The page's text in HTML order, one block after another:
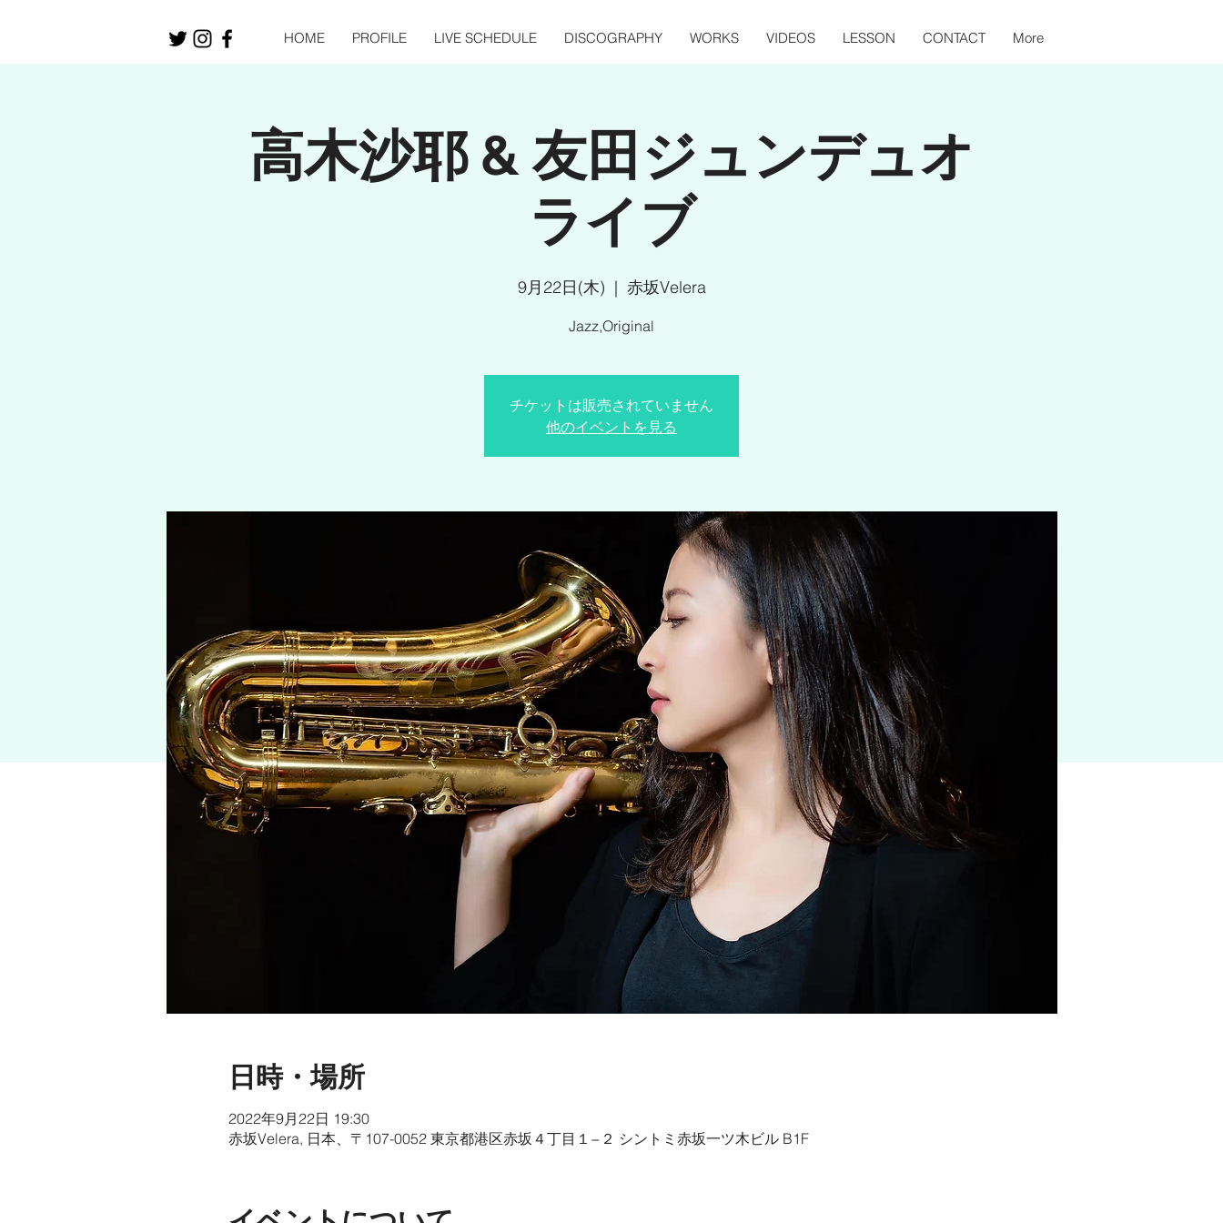
HOME PROFILE LIVE SCHEDULE DISCOGRAPHY WORKS VIDEOS LESSON CONTACT More
高木沙耶 & 友田ジュンデュオ
ライブ
9月22日(木)
  |
赤坂Velera
Jazz,Original
チケットは販売されていません
他のイベントを見る
日時・場所
2022年9月22日 19:30
赤坂Velera, 日本、〒107-0052 東京都港区赤坂４丁目１−２ シントミ赤坂一ツ木ビル B1F